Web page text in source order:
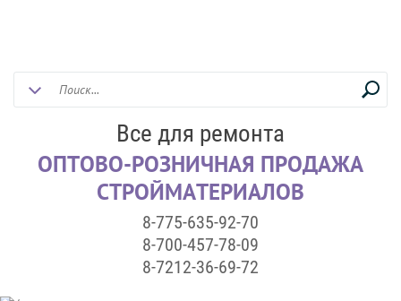
Все для ремонта
ОПТОВО-РОЗНИЧНАЯ ПРОДАЖА
СТРОЙМАТЕРИАЛОВ
8-775-635-92-70
8-700-457-78-09
8-7212-36-69-72